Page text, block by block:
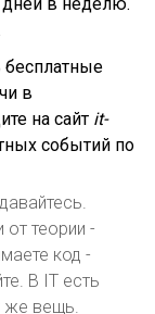
бесплатные
в
на сайт it-
событий по
от теории -
код -
В IT есть
же вещь.